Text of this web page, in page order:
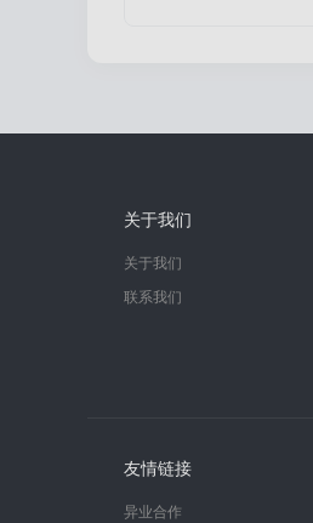
关于我们
关于我们
联系我们
友情链接
异业合作